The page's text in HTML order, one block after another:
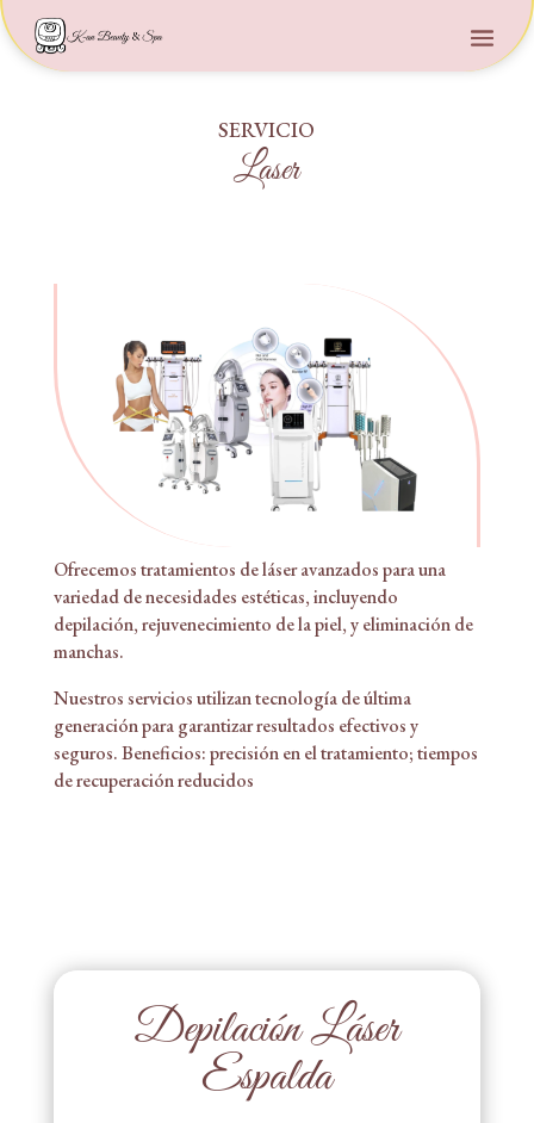
SERVICIO
Laser
Ofrecemos tratamientos de láser avanzados para una
variedad de necesidades estéticas, incluyendo
depilación, rejuvenecimiento de la piel, y eliminación de
manchas.
Nuestros servicios utilizan tecnología de última
generación para garantizar resultados efectivos y
seguros. Beneficios: precisión en el tratamiento; tiempos
de recuperación reducidos
Depilación Láser
Espalda